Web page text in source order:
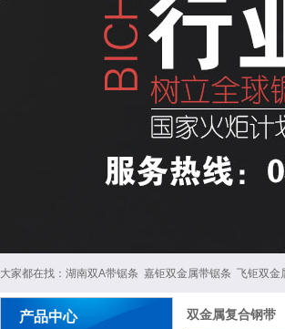
大家都在找： 湖南双A带锯条 嘉钜双金属带锯条 飞钜双金
产品中心 双金属复合钢带